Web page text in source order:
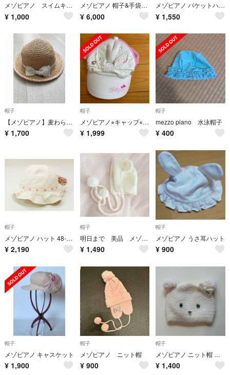
メゾピアノ スイムキャップ
¥ 1,000
メゾピアノ 帽子&手袋セット①
¥ 6,000
メゾピアノ バケットハット①
¥ 1,550
帽子
【メゾピアノ】麦わら帽子 50～52㎝ 女の子
¥ 1,700
帽子
メゾピアノ⭐︎キャップ⭐︎帽子⭐︎
¥ 1,999
帽子
mezzo piano 水泳帽子
¥ 400
帽子
メゾピアノ ハット 48-50cm(S) キッズ 女児 白【中古】▲
¥ 2,190
帽子
明日まで 美品 メゾピアノ ボンネット うさ耳 リボン ベビー 帽子
¥ 1,490
帽子
メゾピアノ うさ耳ハット
¥ 900
帽子
メゾピアノ キャスケット
¥ 1,900
帽子
メゾピアノ ニット帽
¥ 900
帽子
メゾピアノ ニット帽 くまさん 44〜46cm
¥ 1,400